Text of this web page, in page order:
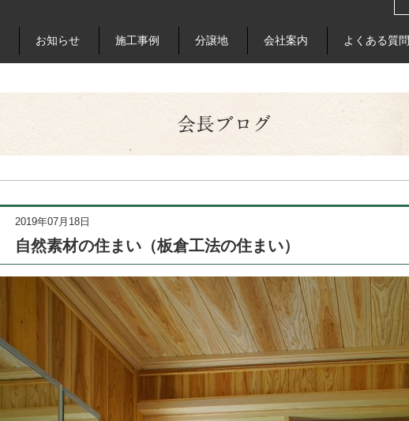
お知らせ 施工事例 分譲地 会社案内 よくある質問
会長ブログ
2019年07月18日
自然素材の住まい（板倉工法の住まい）